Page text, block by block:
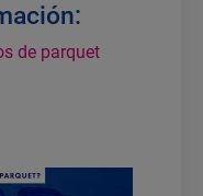
de parquet